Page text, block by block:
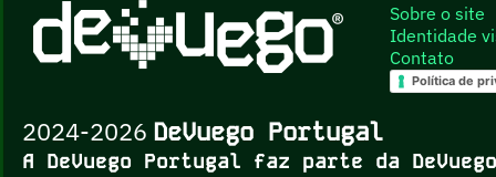
Sobre o site
Identidade
Contato
Política de
2024-2026 DeVuego Portugal
A DeVuego Portugal faz parte da